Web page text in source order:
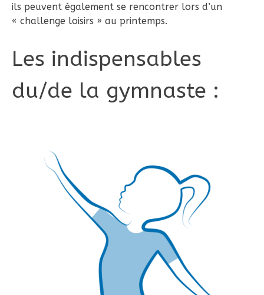
ils peuvent également se rencontrer lors d’un
« challenge loisirs » au printemps.
Les indispensables
du/de la gymnaste :